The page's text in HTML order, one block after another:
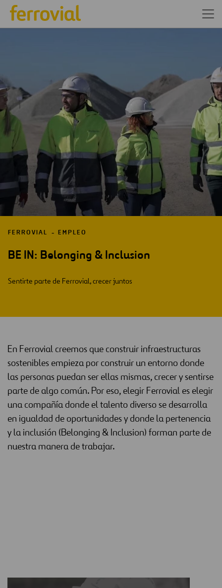
FERROVIAL EMPLEO
BE IN: Belonging & Inclusion
Sentirte parte de Ferrovial, crecer juntos
En Ferrovial creemos que construir infraestructuras
sostenibles empieza por construir un entorno donde
las personas puedan ser ellas mismas, crecer y sentirse
parte de algo común. Por eso, elegir Ferrovial es elegir
una compañía donde el talento diverso se desarrolla
en igualdad de oportunidades y donde la pertenencia
y la inclusión (Belonging & Inclusion) forman parte de
nuestra manera de trabajar.